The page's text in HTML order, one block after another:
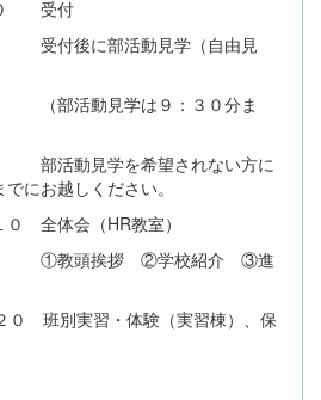
受付
動見学（自由見
は９：３０分ま
希望されない方に
にお越しください。
全体会（HR教室）
②学校紹介 ③進
０ 班別実習・体験（実習棟）、保